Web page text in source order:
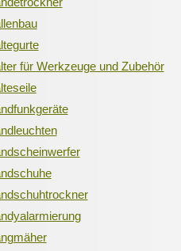
für Werkzeuge und Zubehör